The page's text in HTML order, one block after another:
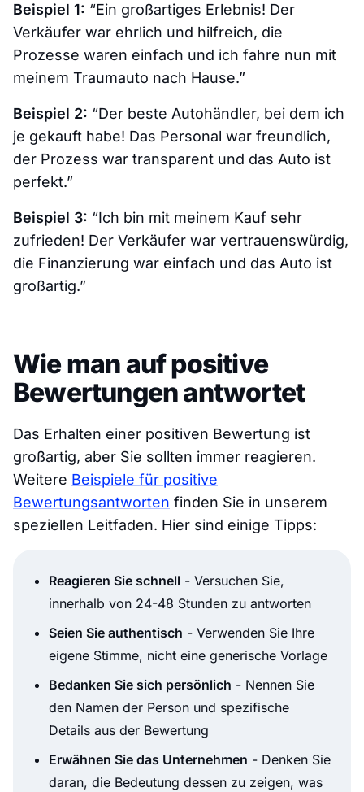
Beispiel 1: “Ein großartiges Erlebnis! Der
Verkäufer war ehrlich und hilfreich, die
Prozesse waren einfach und ich fahre nun mit
meinem Traumauto nach Hause.”
Beispiel 2: “Der beste Autohändler, bei dem ich
je gekauft habe! Das Personal war freundlich,
der Prozess war transparent und das Auto ist
perfekt.”
Beispiel 3: “Ich bin mit meinem Kauf sehr
zufrieden! Der Verkäufer war vertrauenswürdig,
die Finanzierung war einfach und das Auto ist
großartig.”
Wie man auf positive
Bewertungen antwortet
Das Erhalten einer positiven Bewertung ist
großartig, aber Sie sollten immer reagieren.
Weitere Beispiele für positive
Bewertungsantworten finden Sie in unserem
speziellen Leitfaden. Hier sind einige Tipps:
Reagieren Sie schnell - Versuchen Sie,
innerhalb von 24-48 Stunden zu antworten
Seien Sie authentisch - Verwenden Sie Ihre
eigene Stimme, nicht eine generische Vorlage
Bedanken Sie sich persönlich - Nennen Sie
den Namen der Person und spezifische
Details aus der Bewertung
Erwähnen Sie das Unternehmen - Denken Sie
daran, die Bedeutung dessen zu zeigen, was